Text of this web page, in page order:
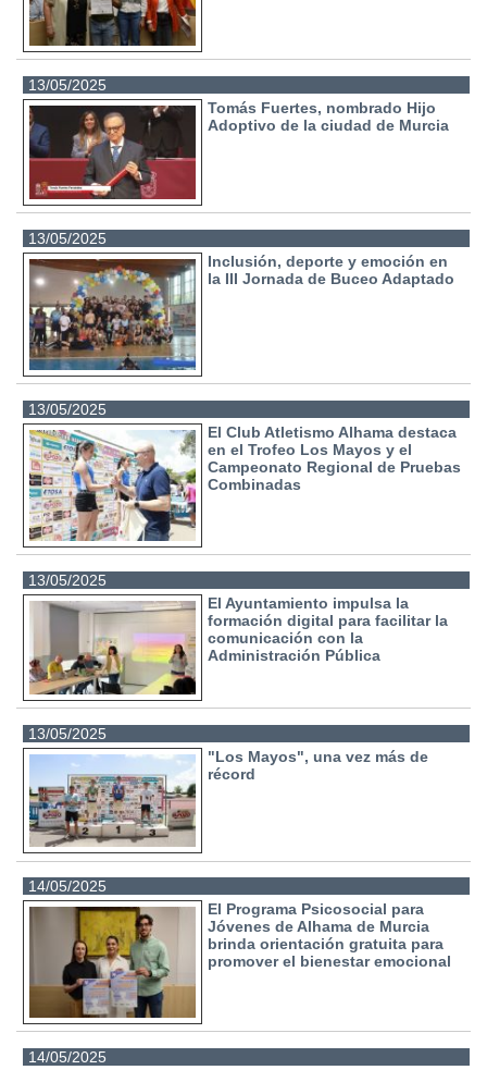
13/05/2025
Tomás Fuertes, nombrado Hijo
Adoptivo de la ciudad de Murcia
13/05/2025
Inclusión, deporte y emoción en
la III Jornada de Buceo Adaptado
13/05/2025
El Club Atletismo Alhama destaca
en el Trofeo Los Mayos y el
Campeonato Regional de Pruebas
Combinadas
13/05/2025
El Ayuntamiento impulsa la
formación digital para facilitar la
comunicación con la
Administración Pública
13/05/2025
"Los Mayos", una vez más de
récord
14/05/2025
El Programa Psicosocial para
Jóvenes de Alhama de Murcia
brinda orientación gratuita para
promover el bienestar emocional
14/05/2025